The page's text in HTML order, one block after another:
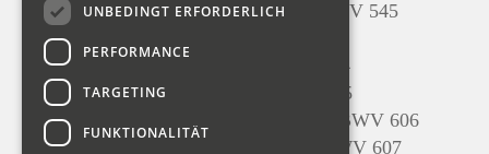
Präludium, Largo und Fuge C-Dur, BWV 545
Puer natus in Bethlehem, BWV 603
Gelobet seist du, Jesu Christ, BWV 604
Der Tag, der so freudenreich, BWV 605
Vom Himmel hoch, da komm ich her, BWV 606
Vom Himmel kam der Engel Schar, BWV 607
UNBEDINGT ERFORDERLICH
PERFORMANCE
TARGETING
FUNKTIONALITÄT